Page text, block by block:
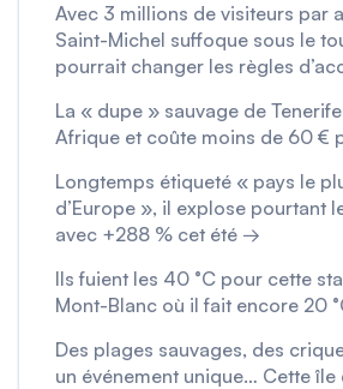
Avec 3 millions de visiteurs par
Saint-Michel suffoque sous le
pourrait changer les règles
La « dupe » sauvage de
Afrique et coûte moins de 60 €
Longtemps étiqueté « pays le
d’Europe », il explose pourtant
avec +288 % cet été →
Ils fuient les 40 °C pour cette
Mont-Blanc où il fait encore 20
Des plages sauvages, des
un événement unique… Cette île